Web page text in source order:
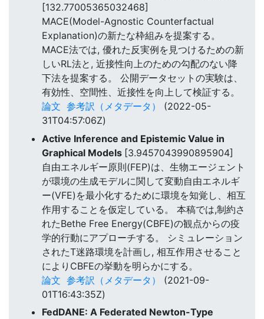
[132.77005365032468]
MACE(Model-Agnostic Counterfactual
Explanation)の新たな枠組みを提案する。
MACE法では, 優れた反実例を見つけるための新
しいRL法と, 近接性向上のための勾配のない降
下法を提案する。 公開データセットの実験は、
有効性、空間性、近接性を向上して検証する。
論文 参考訳（メタデータ）
(2022-05-
31T04:57:06Z)
Active Inference and Epistemic Value in
Graphical Models [3.9457043990895904]
自由エネルギー原則(FEP)は、生物エージェント
が環境の生成モデルに関して変動自由エネルギ
ー(VFE)を最小化するために環境を知覚し、相互
作用することを仮定している。 本稿では,制約さ
れたBethe Free Energy(CBFE)の観点からの疫
学的行動にアプローチする。 シミュレーション
されたT迷路環境を計画し, 相互作用させること
によりCBFEの挙動を明らかにする。
論文 参考訳（メタデータ）
(2021-09-
01T16:43:35Z)
FedDANE: A Federated Newton-Type